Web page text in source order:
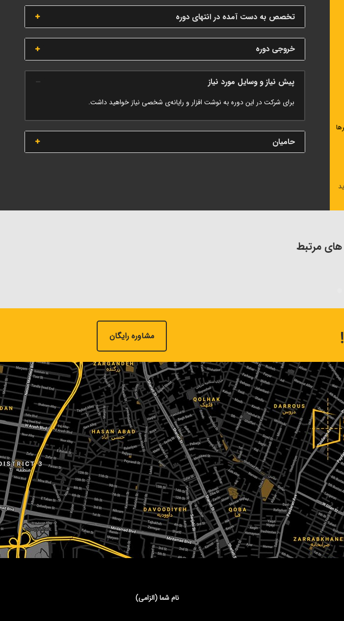
تخصص به دست آمده در انتهای دوره
خروجی دوره
پیش نیاز و وسایل مورد نیاز
برای شرکت در این دوره به نوشت افزار و رایانه‌ی شخصی نیاز خواهید داشت.
حامیان
های مرتبط
مشاوره رایگان
نام شما (الزامی)